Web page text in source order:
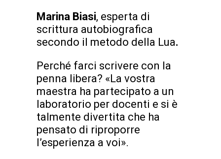
Marina Biasi, esperta di
scrittura autobiografica
secondo il metodo della Lua.
Perché farci scrivere con la
penna libera? «La vostra
maestra ha partecipato a un
laboratorio per docenti e si è
talmente divertita che ha
pensato di riproporre
l’esperienza a voi».